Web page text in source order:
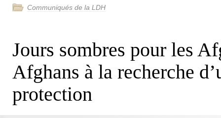
Communiqués de la LDH
Jours sombres pour les
Afghans à la recherche
protection